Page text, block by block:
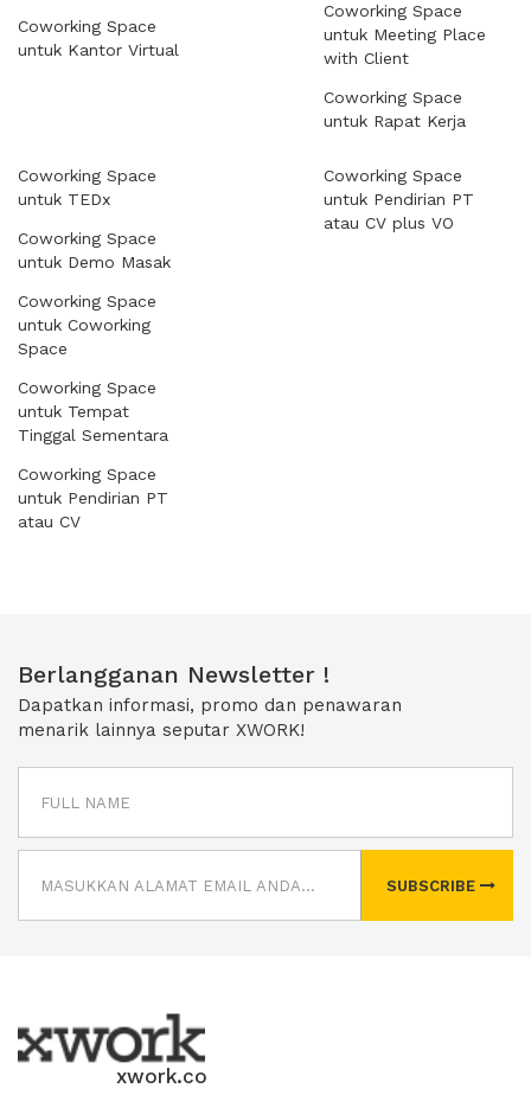
Coworking Space
untuk Kantor Virtual
Coworking Space
untuk Meeting Place
with Client
Coworking Space
untuk Rapat Kerja
Coworking Space
untuk TEDx
Coworking Space
untuk Demo Masak
Coworking Space
untuk Coworking
Space
Coworking Space
untuk Tempat
Tinggal Sementara
Coworking Space
untuk Pendirian PT
atau CV
Coworking Space
untuk Pendirian PT
atau CV plus VO
Berlangganan Newsletter !
Dapatkan informasi, promo dan penawaran
menarik lainnya seputar XWORK!
SUBSCRIBE
xwork.co